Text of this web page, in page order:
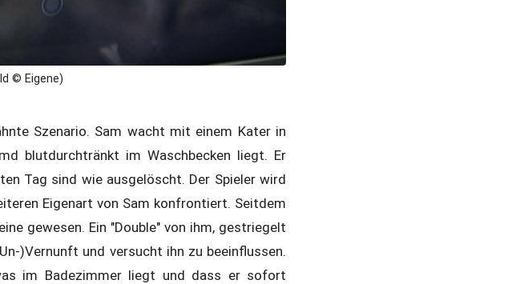
© Eigene)
Szenario. Sam wacht mit einem Kater in
blutdurchtränkt im Waschbecken liegt. Er
Tag sind wie ausgelöscht. Der Spieler wird
Eigenart von Sam konfrontiert. Seitdem
gewesen. Ein "Double" von ihm, gestriegelt
)Vernunft und versucht ihn zu beeinflussen.
im Badezimmer liegt und dass er sofort